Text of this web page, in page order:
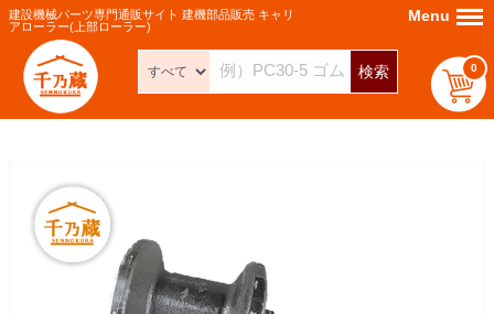
建設機械パーツ専門通販サイト 建機部品販売 キャリ
アローラー(上部ローラー)
検索 0
Menu Menu